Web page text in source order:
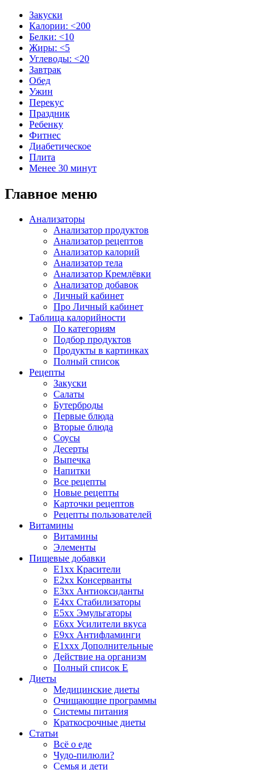
Закуски
Калории: <200
Белки: <10
Жиры: <5
Углеводы: <20
Завтрак
Обед
Ужин
Перекус
Праздник
Ребенку
Фитнес
Диабетическое
Плита
Менее 30 минут
Главное меню
Анализаторы
Анализатор продуктов
Анализатор рецептов
Анализатор калорий
Анализатор тела
Анализатор Кремлёвки
Анализатор добавок
Личный кабинет
Про Личный кабинет
Таблица калорийности
По категориям
Подбор продуктов
Продукты в картинках
Полный список
Рецепты
Закуски
Салаты
Бутерброды
Первые блюда
Вторые блюда
Соусы
Десерты
Выпечка
Напитки
Все рецепты
Новые рецепты
Карточки рецептов
Рецепты пользователей
Витамины
Витамины
Элементы
Пищевые добавки
E1xx Красители
E2xx Консерванты
E3xx Антиоксиданты
E4xx Стабилизаторы
E5xx Эмульгаторы
E6xx Усилители вкуса
E9xx Антифламинги
E1xxx Дополнительные
Действие на организм
Полный список E
Диеты
Медицинские диеты
Очищающие программы
Системы питания
Краткосрочные диеты
Статьи
Всё о еде
Чудо-пилюли?
Семья и дети